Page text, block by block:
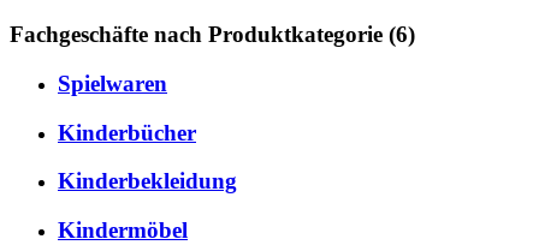
Fachgeschäfte nach Produktkategorie (6)
Spielwaren
Kinderbücher
Kinderbekleidung
Kindermöbel